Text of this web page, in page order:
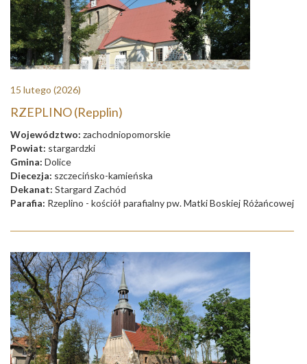
15 lutego (2026)
RZEPLINO (Repplin)
Województwo: zachodniopomorskie
Powiat: stargardzki
Gmina: Dolice
Diecezja: szczecińsko-kamieńska
Dekanat: Stargard Zachód
Parafia: Rzeplino - kościół parafialny pw. Matki Boskiej Różańcowej